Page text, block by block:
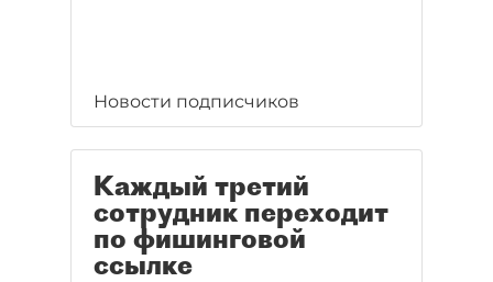
Новости подписчиков
Каждый третий
сотрудник переходит
по фишинговой
ссылке